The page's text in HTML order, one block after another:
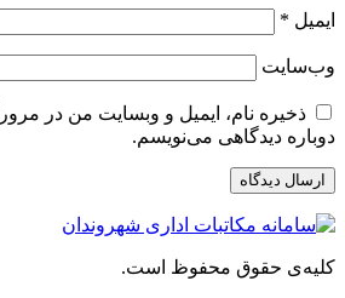
ایمیل *
وب‌سایت
ذخیره نام، ایمیل و وبسایت من در
دوباره دیدگاهی می‌نویسم.
کلیه‌ی حقوق محفوظ است.